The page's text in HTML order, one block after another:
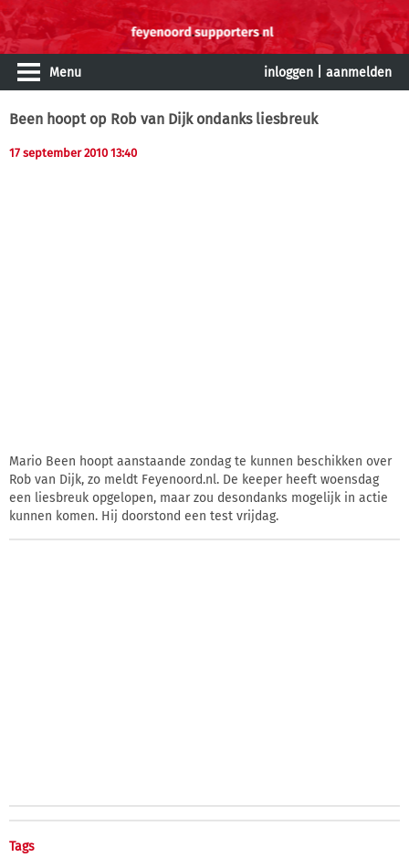
Menu inloggen aanmelden
Been hoopt op Rob van Dijk ondanks liesbreuk
17 september 2010 13:40
Mario Been hoopt aanstaande zondag te kunnen beschikken over
Rob van Dijk, zo meldt Feyenoord.nl. De keeper heeft woensdag
een liesbreuk opgelopen, maar zou desondanks mogelijk in actie
kunnen komen. Hij doorstond een test vrijdag.
Tags